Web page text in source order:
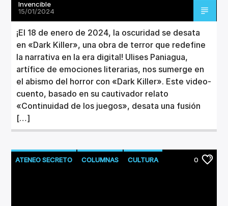
Invencible
15/01/2024
¡El 18 de enero de 2024, la oscuridad se desata
en «Dark Killer», una obra de terror que redefine
la narrativa en la era digital! Ulises Paniagua,
artífice de emociones literarias, nos sumerge en
el abismo del horror con «Dark Killer». Este video-
cuento, basado en su cautivador relato
«Continuidad de los juegos», desata una fusión
[…]
ATENEO SECRETO COLUMNAS CULTURA 0